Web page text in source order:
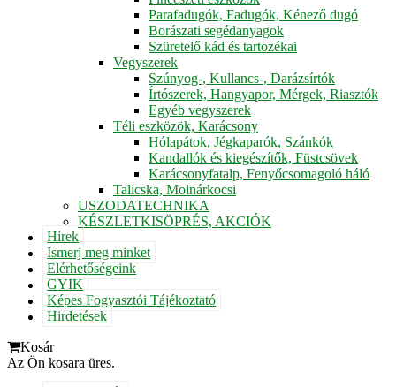
Parafadugók, Fadugók, Kénező dugó
Borászati segédanyagok
Szüretelő kád és tartozékai
Vegyszerek
Szúnyog-, Kullancs-, Darázsírtók
Írtószerek, Hangyapor, Mérgek, Riasztók
Egyéb vegyszerek
Téli eszközök, Karácsony
Hólapátok, Jégkaparók, Szánkók
Kandallók és kiegészítők, Füstcsövek
Karácsonyfatalp, Fenyőcsomagoló háló
Talicska, Molnárkocsi
USZODATECHNIKA
KÉSZLETKISÖPRÉS, AKCIÓK
Hírek
Ismerj meg minket
Elérhetőségeink
GYIK
Képes Fogyasztói Tájékoztató
Hirdetések
Kosár
Az Ön kosara üres.